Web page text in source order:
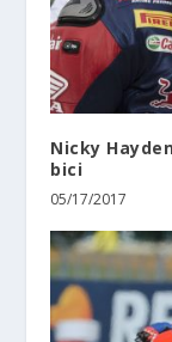
Nicky
bici
05/17/2017